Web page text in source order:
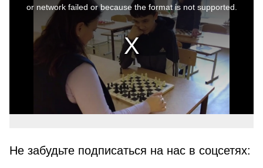
or network failed or because the format is not supported.
Не забудьте подписаться на нас в соцсетях: